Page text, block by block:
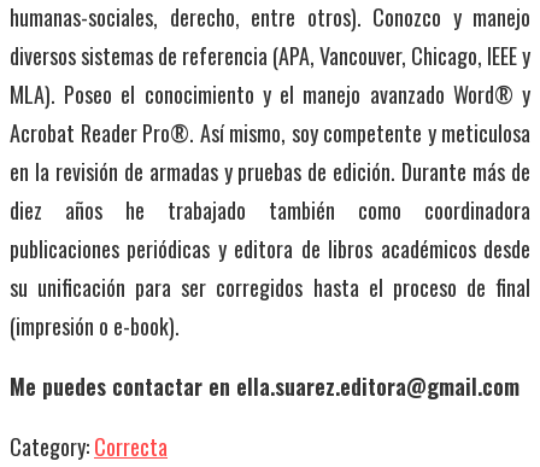
humanas-sociales, derecho, entre otros). Conozco y manejo
diversos sistemas de referencia (APA, Vancouver, Chicago, IEEE y
MLA). Poseo el conocimiento y el manejo avanzado Word® y
Acrobat Reader Pro®. Así mismo, soy competente y meticulosa
en la revisión de armadas y pruebas de edición. Durante más de
diez años he trabajado también como coordinadora
publicaciones periódicas y editora de libros académicos desde
su unificación para ser corregidos hasta el proceso de final
(impresión o e-book).
Me puedes contactar en ella.suarez.editora@gmail.com
Category:Correcta